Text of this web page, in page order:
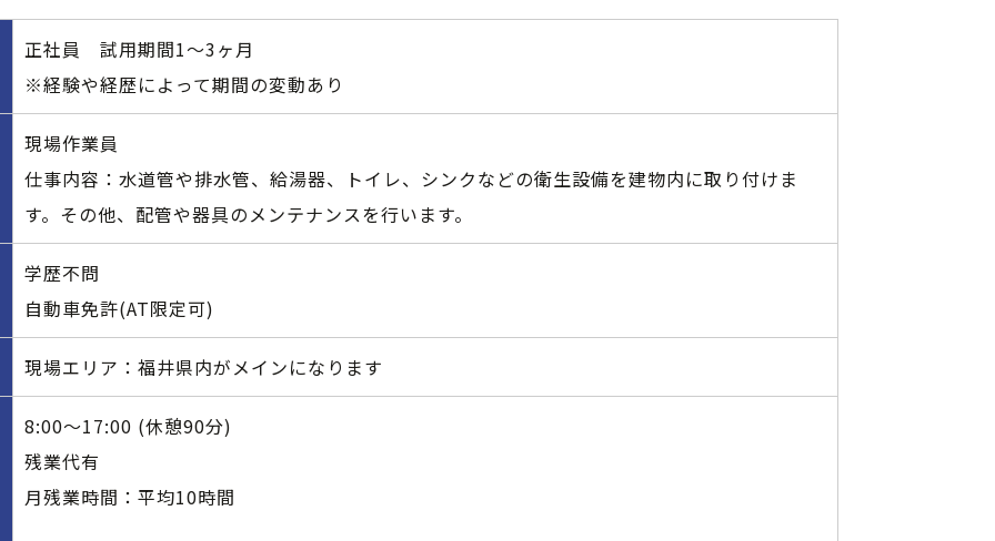
正社員 試用期間1～3ヶ月
※経験や経歴によって期間の変動あり
現場作業員
仕事内容：水道管や排水管、給湯器、トイレ、シンクなどの衛生設備を建物内に取り付けま
す。その他、配管や器具のメンテナンスを行います。
学歴不問
自動車免許(AT限定可)
現場エリア：福井県内がメインになります
8:00～17:00 (休憩90分)
残業代有
月残業時間：平均10時間